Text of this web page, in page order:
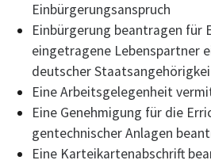
Einbürgerungsanspruch
Einbürgerung beantragen für
eingetragene Lebenspartner
deutscher
Eine Arbeitsgelegenheit
Eine Genehmigung für die
gentechnischer Anlagen
Eine Karteikartenabschrift